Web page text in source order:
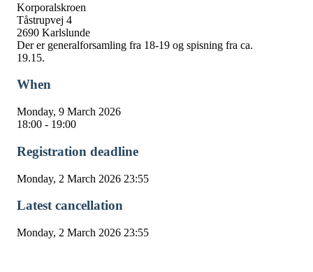
Korporalskroen
Tåstrupvej 4
2690 Karlslunde
Der er generalforsamling fra 18-19 og spisning fra ca.
19.15.
When
Monday, 9 March 2026
18:00 - 19:00
Registration deadline
Monday, 2 March 2026 23:55
Latest cancellation
Monday, 2 March 2026 23:55